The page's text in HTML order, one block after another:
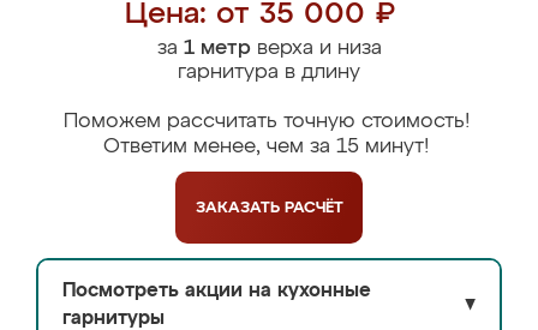
Цена: от 35 000 ₽
за 1 метрверха и низа
гарнитура в длину
Поможем рассчитать точную стоимость!
Ответим менее, чем за 15 минут!
ЗАКАЗАТЬ РАСЧЁТ
Посмотреть акции на кухонные
гарнитуры
▼